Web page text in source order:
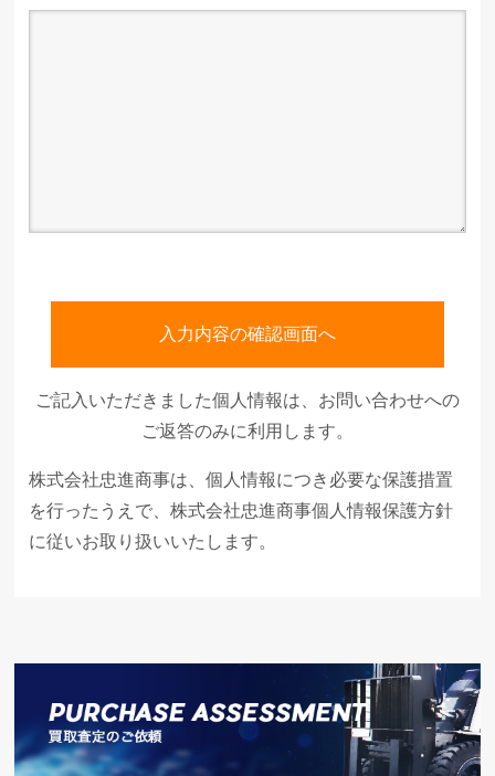
ご記入いただきました個人情報は、お問い合わせへの
ご返答のみに利用します。
株式会社忠進商事は、個人情報につき必要な保護措置
を行ったうえで、株式会社忠進商事個人情報保護方針
に従いお取り扱いいたします。